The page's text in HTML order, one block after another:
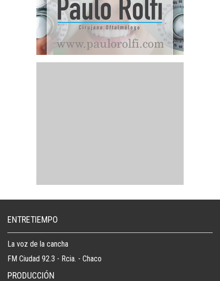
ENTRETIEMPO
La voz de la cancha
FM Ciudad 92.3 - Rcia. - Chaco
PRODUCCIÓN